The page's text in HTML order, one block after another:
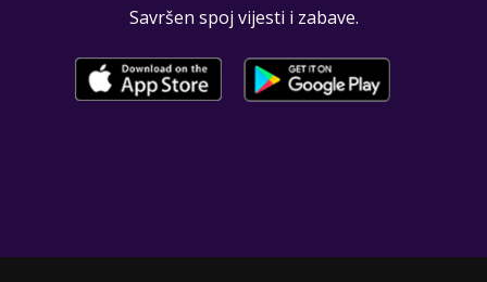
Savršen spoj vijesti i zabave.